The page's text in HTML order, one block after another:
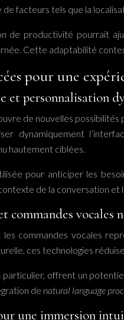
facteurs tels que la
de productivité pourrait
Cette adaptabilité
pour une
et personnalisation
de nouvelles
dynamiquement
hautement ciblées.
pour anticiper les
de la conversation et
commandes vocales
commandes vocales
ces technologies
particulier, offrent un
de natural language
une immersion